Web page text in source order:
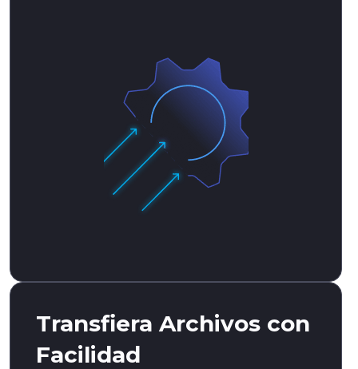
Transfiera Archivos con
Facilidad